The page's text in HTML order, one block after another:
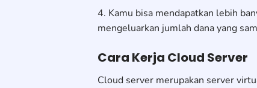
4. Kamu bisa mendapatkan lebih
mengeluarkan jumlah dana yang
Cara Kerja Cloud Server
Cloud server merupakan server